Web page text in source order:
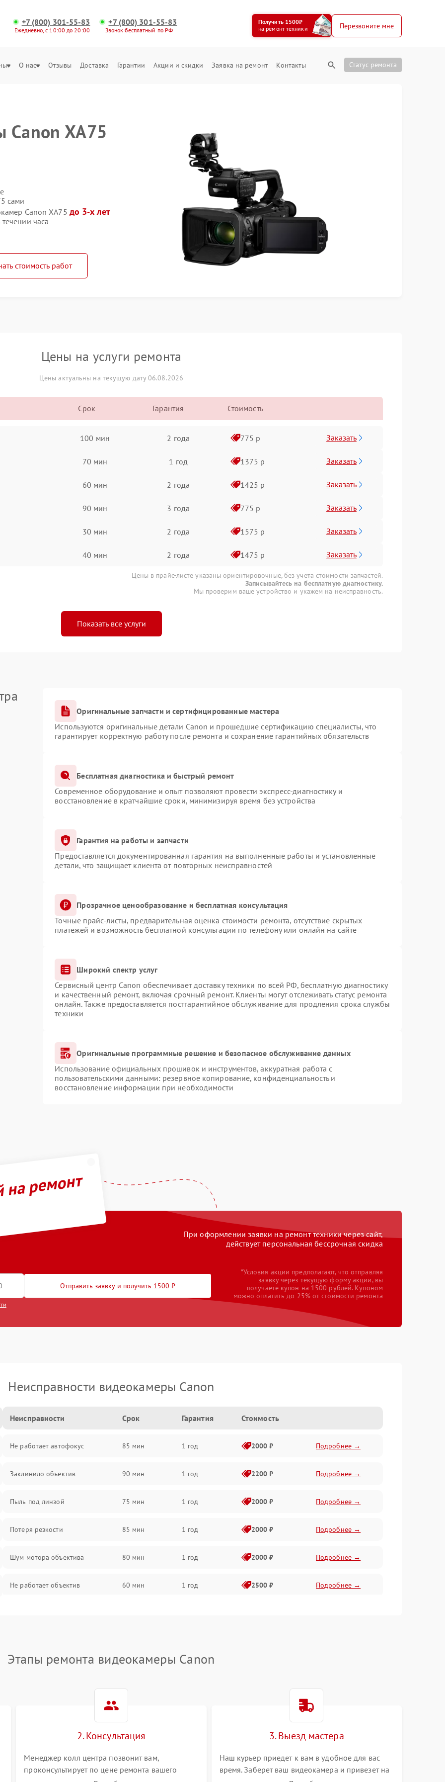
+7 (800) 301-55-83
Ежедневно, с 10:00 до 20:00
+7 (800) 301-55-83
Звонок бесплатный по РФ
Получить 1500₽
на ремонт техники
Перезвоните мне
О нас Отзывы Доставка Гарантии Акции и скидки Заявка на ремонт Контакты Статус ремонта
Canon XA75
сами
Canon XA75 до 3-х лет
часа
стоимость работ
Цены на услуги ремонта
Цены актуальны на текущую дату 06.08.2026
Срок Гарантия Стоимость
100 мин 2 года 775 р Заказать
70 мин 1 год 1375 р Заказать
60 мин 2 года 1425 р Заказать
90 мин 3 года 775 р Заказать
30 мин 2 года 1575 р Заказать
40 мин 2 года 1475 р Заказать
Цены в прайс-листе указаны ориентировочные, без учета стоимости запчастей.
Записывайтесь на бесплатную диагностику.
Мы проверим ваше устройство и укажем на неисправность.
Показать все услуги
Оригинальные запчасти и сертифицированные мастера
Используются оригинальные детали Canon и прошедшие сертификацию специалисты, что
гарантирует корректную работу после ремонта и сохранение гарантийных обязательств
Бесплатная диагностика и быстрый ремонт
Современное оборудование и опыт позволяют провести экспресс-диагностику и
восстановление в кратчайшие сроки, минимизируя время без устройства
Гарантия на работы и запчасти
Предоставляется документированная гарантия на выполненные работы и установленные
детали, что защищает клиента от повторных неисправностей
Прозрачное ценообразование и бесплатная консультация
Точные прайс-листы, предварительная оценка стоимости ремонта, отсутствие скрытых
платежей и возможность бесплатной консультации по телефону или онлайн на сайте
Широкий спектр услуг
Сервисный центр Canon обеспечивает доставку техники по всей РФ, бесплатную диагностику
и качественный ремонт, включая срочный ремонт. Клиенты могут отслеживать статус ремонта
онлайн. Также предоставляется постгарантийное обслуживание для продления срока службы
техники
Оригинальные программные решение и безопасное обслуживание данных
Использование официальных прошивок и инструментов, аккуратная работа с
пользовательскими данными: резервное копирование, конфиденциальность и
восстановление информации при необходимости
ремонт
При оформлении заявки на ремонт техники через сайт,
действует персональная бессрочная скидка
Отправить заявку и получить 1500 ₽
*Условия акции предполагают, что отправляя
заявку через текущую форму акции, вы
получаете купон на 1500 рублей. Купоном
можно оплатить до 25% от стоимости ремонта
Неисправности видеокамеры Canon
Неисправности Срок Гарантия Стоимость
Не работает автофокус 85 мин 1 год 2000 ₽ Подробнее →
Заклинило объектив 90 мин 1 год 2200 ₽ Подробнее →
Пыль под линзой 75 мин 1 год 2000 ₽ Подробнее →
Потеря резкости 85 мин 1 год 2000 ₽ Подробнее →
Шум мотора объектива 80 мин 1 год 2000 ₽ Подробнее →
Не работает объектив 60 мин 1 год 2500 ₽ Подробнее →
Плохое качество изображения
Этапы ремонта видеокамеры Canon
2. Консультация
Менеджер колл центра позвонит вам,
проконсультирует по цене ремонта вашего
3. Выезд мастера
Наш курьер приедет к вам в удобное для вас
время. Заберет ваш видеокамера и привезет на